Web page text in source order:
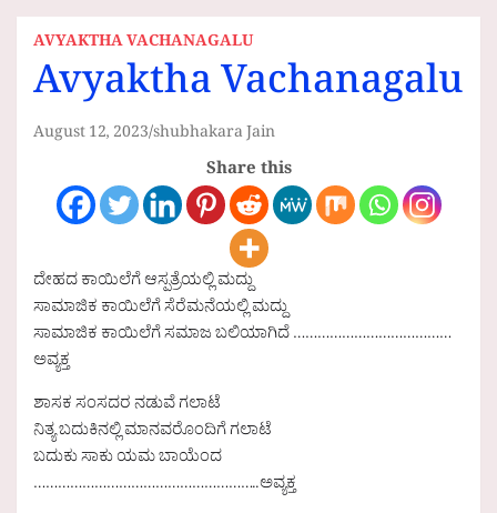
AVYAKTHA VACHANAGALU
Avyaktha Vachanagalu
August 12, 2023 shubhakara Jain
Share this
ದೇಹದ ಕಾಯಿಲೆಗೆ ಆಸ್ಪತ್ರೆಯಲ್ಲಿ ಮದ್ದು
ಸಾಮಾಜಿಕ ಕಾಯಿಲೆಗೆ ಸೆರೆಮನೆಯಲ್ಲಿ ಮದ್ದು
ಸಾಮಾಜಿಕ ಕಾಯಿಲೆಗೆ ಸಮಾಜ ಬಲಿಯಾಗಿದೆ …………………………………
ಅವ್ಯಕ್ತ
ಶಾಸಕ ಸಂಸದರ ನಡುವೆ ಗಲಾಟೆ
ನಿತ್ಯ ಬದುಕಿನಲ್ಲಿ ಮಾನವರೊಂದಿಗೆ ಗಲಾಟೆ
ಬದುಕು ಸಾಕು ಯಮ ಬಾಯೆಂದ
………………………………………………..ಅವ್ಯಕ್ತ